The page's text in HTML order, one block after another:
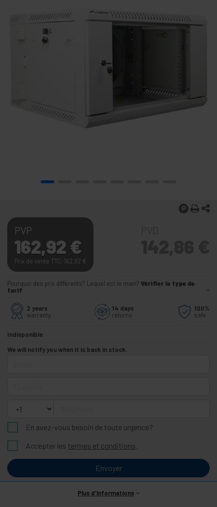
PVP
162,92 €
Prix de vente TTC: 162,92 €
Pourquoi des prix différents? Lequel est le mien? Vérifier le type de
tarif
2 years
warranty
14 days
returns
100%
safe
Indisponible
We will notify you when it is back in stock.
En avez-vous besoin de toute urgence?
Accepter les termes et conditions.
Envoyer
Plus d'informations